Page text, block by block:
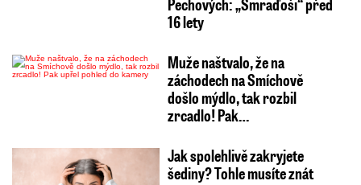
16 lety
Muže naštvalo, že na
záchodech na Smíchově
došlo mýdlo, tak rozbil
zrcadlo! Pak…
Jak spolehlivě zakryjete
šediny? Tohle musíte znát